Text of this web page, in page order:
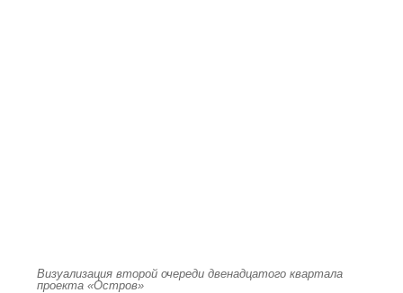
Визуализация второй очереди двенадцатого квартала
проекта «Остров»